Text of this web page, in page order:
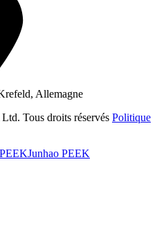
Allemagne
Tous droits réservés Politique
Junhao PEEK